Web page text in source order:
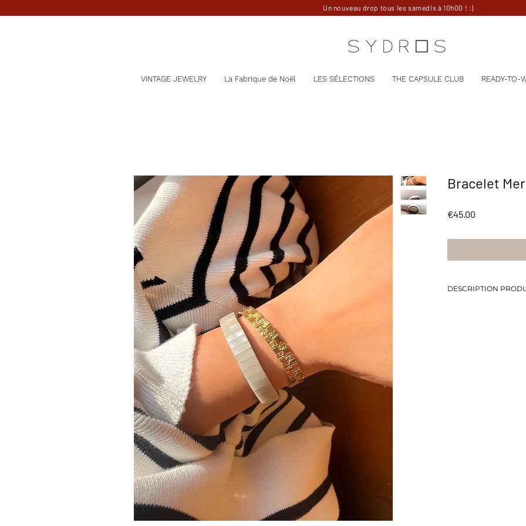
Un nouveau drop tous les samedis à 10h00 ! :)
VINTAGE JEWELRY La Fabrique de Noël LES SÉLECTIONS THE CAPSULE CLUB READY-TO-
Bracelet
€45.00
DESCRIPTION